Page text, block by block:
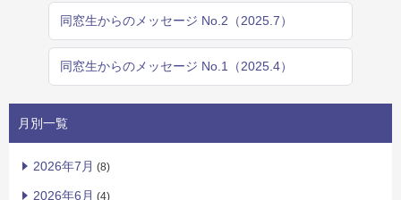
同窓生からのメッセージ No.2（2025.7）
同窓生からのメッセージ No.1（2025.4）
月別一覧
2026年7月 (8)
2026年6月 (4)